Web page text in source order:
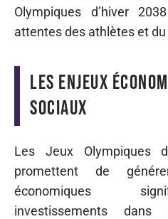
Olympiques d’hiver
attentes des athlètes et du
Les enjeux
sociaux
Les Jeux Olympiques
promettent de
économiques
investissements dans